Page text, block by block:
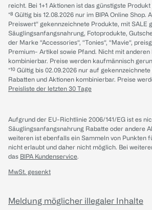
reicht. Bei 1+1 Aktionen ist das günstigste Produkt
*⁸ Gültig bis 12.08.2026 nur im BIPA Online Shop.
Preiswert“ gekennzeichnete Produkte, mit SALE
Säuglingsanfangsnahrung, Fotoprodukte,
der Marke “Accessories“, “Tonies“, “Mavie“,
Premium- Artikel sowie Pfand. Nicht mit anderen
kombinierbar. Preise werden kaufmännisch
*¹⁰ Gültig bis 02.09.2026 nur auf
Rabatten und Aktionen kombinierbar. Preise
Preisliste der letzten 30 Tage
Aufgrund der EU-Richtlinie 2006/141/EG ist es
Säuglingsanfangsnahrung Rabatte oder andere
weiteren ist ebenfalls ein Sammeln von Punkten
nicht erlaubt und daher nicht möglich. Bei
das BIPA Kundenservice.
MwSt. gesenkt
Meldung möglicher illegaler Inhalte